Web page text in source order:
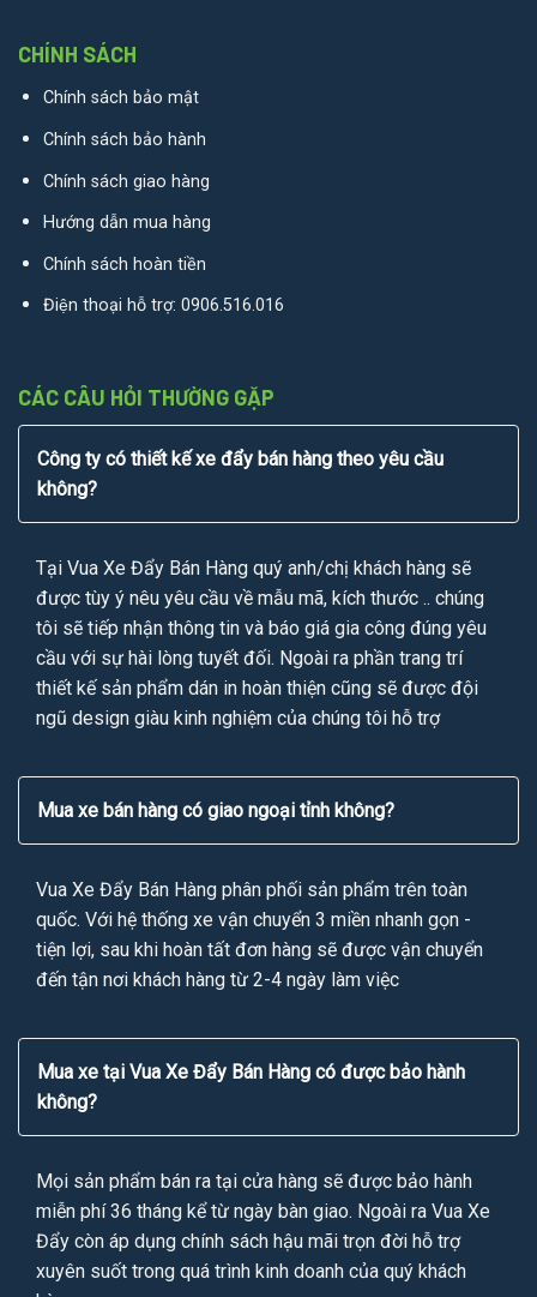
CHÍNH SÁCH
Chính sách bảo mật
Chính sách bảo hành
Chính sách giao hàng
Hướng dẫn mua hàng
Chính sách hoàn tiền
Điện thoại hỗ trợ: 0906.516.016
CÁC CÂU HỎI THƯỜNG GẶP
Công ty có thiết kế xe đẩy bán hàng theo yêu cầu
không?
Tại Vua Xe Đẩy Bán Hàng quý anh/chị khách hàng sẽ
được tùy ý nêu yêu cầu về mẫu mã, kích thước .. chúng
tôi sẽ tiếp nhận thông tin và báo giá gia công đúng yêu
cầu với sự hài lòng tuyết đối. Ngoài ra phần trang trí
thiết kế sản phẩm dán in hoàn thiện cũng sẽ được đội
ngũ design giàu kinh nghiệm của chúng tôi hỗ trợ
Mua xe bán hàng có giao ngoại tỉnh không?
Vua Xe Đẩy Bán Hàng phân phối sản phẩm trên toàn
quốc. Với hệ thống xe vận chuyển 3 miền nhanh gọn -
tiện lợi, sau khi hoàn tất đơn hàng sẽ được vận chuyển
đến tận nơi khách hàng từ 2-4 ngày làm việc
Mua xe tại Vua Xe Đẩy Bán Hàng có được bảo hành
không?
Mọi sản phẩm bán ra tại cửa hàng sẽ được bảo hành
miễn phí 36 tháng kể từ ngày bàn giao. Ngoài ra Vua Xe
Đẩy còn áp dụng chính sách hậu mãi trọn đời hỗ trợ
xuyên suốt trong quá trình kinh doanh của quý khách